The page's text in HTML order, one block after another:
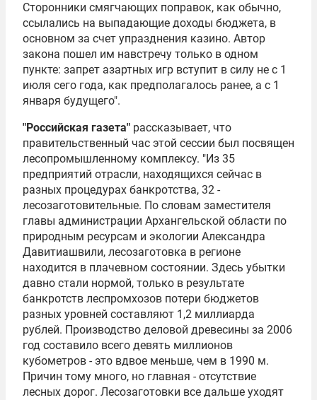
Сторонники смягчающих поправок, как обычно,
ссылались на выпадающие доходы бюджета, в
основном за счет упразднения казино. Автор
закона пошел им навстречу только в одном
пункте: запрет азартных игр вступит в силу не с 1
июля сего года, как предполагалось ранее, а с 1
января будущего".
"Российская газета" рассказывает, что
правительственный час этой сессии был посвящен
лесопромышленному комплексу. "Из 35
предприятий отрасли, находящихся сейчас в
разных процедурах банкротства, 32 -
лесозаготовительные. По словам заместителя
главы администрации Архангельской области по
природным ресурсам и экологии Александра
Давитиашвили, лесозаготовка в регионе
находится в плачевном состоянии. Здесь убытки
давно стали нормой, только в результате
банкротств леспромхозов потери бюджетов
разных уровней составляют 1,2 миллиарда
рублей. Производство деловой древесины за 2006
год составило всего девять миллионов
кубометров - это вдвое меньше, чем в 1990 м.
Причин тому много, но главная - отсутствие
лесных дорог. Лесозаготовки все дальше уходят